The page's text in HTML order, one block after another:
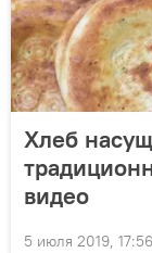
Хлеб
видео
5 июля 2019, 17:56